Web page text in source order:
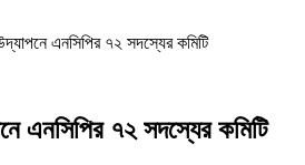
এনসিপির ৭২ সদস্যের কমিটি
এনসিপির ৭২ সদস্যের কমিটি